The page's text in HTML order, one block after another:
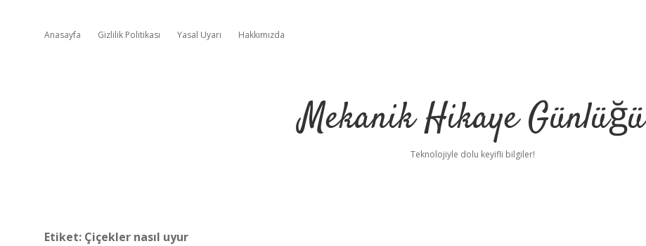
Anasayfa Gizlilik Politikası Yasal Uyarı Hakkımızda
Mekanik Hikaye Günlüğü
Teknolojiyle dolu keyifli bilgiler!
Etiket: Çiçekler nasıl uyur